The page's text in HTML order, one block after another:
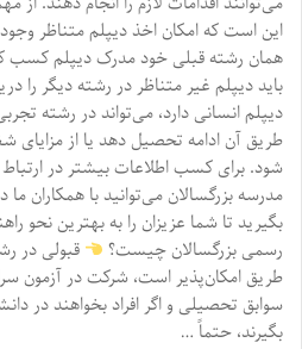
این است که امکان اخذ دیپلم متناظر وجود
همان رشته قبلی خود مدرک دیپلم کسب
باید دیپلم غیر متناظر در رشته دیگر را
دیپلم انسانی دارد، می‌تواند در رشته
طریق آن ادامه تحصیل دهد یا از مزایای
شود. برای کسب اطلاعات بیشتر در ارتباط
مدرسه بزرگسالان می‌توانید با همکاران
بگیرید تا شما عزیزان را به بهترین نحو
رسمی بزرگسالان چیست؟
قبولی در
طریق امکان‌پذیر است، شرکت در آزمون
سوابق تحصیلی و اگر افراد بخواهند در
بگیرند، حتماً …